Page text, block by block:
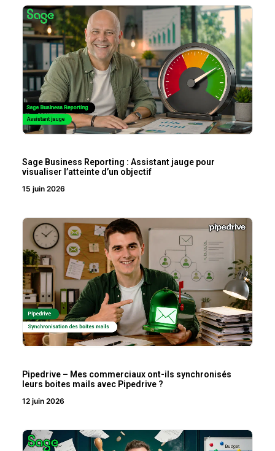
Sage Business Reporting : Assistant jauge pour
visualiser l’atteinte d’un objectif
15 juin 2026
Pipedrive – Mes commerciaux ont-ils synchronisés
leurs boites mails avec Pipedrive ?
12 juin 2026